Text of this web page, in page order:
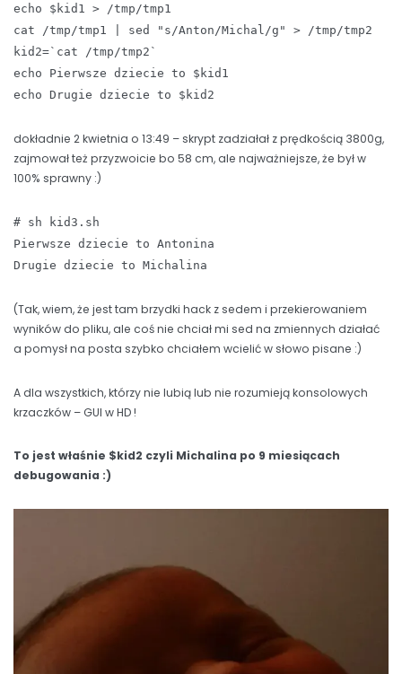
echo $kid1 > /tmp/tmp1
cat /tmp/tmp1 | sed "s/Anton/Michal/g" > /tmp/tmp2
kid2=`cat /tmp/tmp2`
echo Pierwsze dziecie to $kid1
echo Drugie dziecie to $kid2
dokładnie 2 kwietnia o 13:49 – skrypt zadziałał z prędkością 3800g,
zajmował też przyzwoicie bo 58 cm, ale najważniejsze, że był w
100% sprawny :)
# sh kid3.sh
Pierwsze dziecie to Antonina
Drugie dziecie to Michalina
(Tak, wiem, że jest tam brzydki hack z sedem i przekierowaniem
wyników do pliku, ale coś nie chciał mi sed na zmiennych działać
a pomysł na posta szybko chciałem wcielić w słowo pisane :)
A dla wszystkich, którzy nie lubią lub nie rozumieją konsolowych
krzaczków – GUI w HD !
To jest właśnie $kid2 czyli Michalina po 9 miesiącach
debugowania :)